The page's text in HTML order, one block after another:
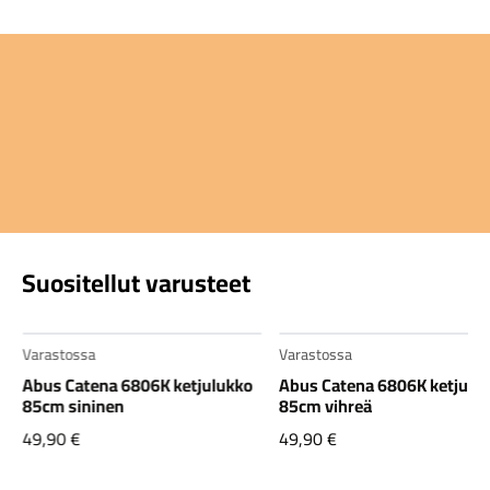
Suositellut varusteet
Varastossa
Abus Catena 6806K ketjulukko
85cm sininen
49,90€
Varastossa
Abus Catena 6806K
85cm vihreä
49,90€